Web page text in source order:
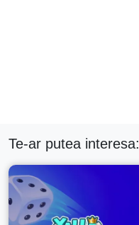
Te-ar putea interesa: